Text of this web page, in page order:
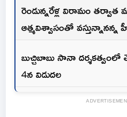
రెండున్నరేళ్ల విరామం తర్వాత
ఆత్మవిశ్వాసంతో
బుచ్చిబాబు సానా దర్శకత్వంలో
4న విడుదల